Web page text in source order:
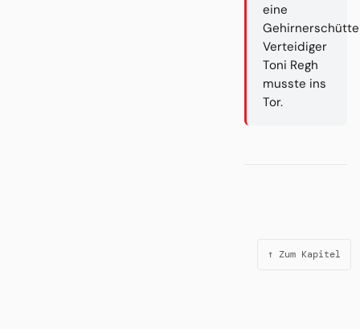
eine
Verteidiger
Toni Regh
musste ins
Tor.
↑ Zum Kapitel